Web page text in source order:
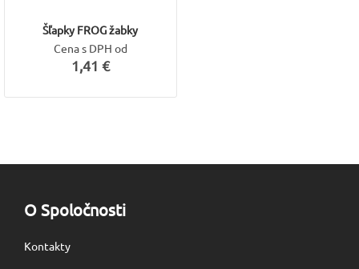
Šľapky FROG žabky
Cena s DPH od
1,41 €
O Spoločnosti
Kontakty